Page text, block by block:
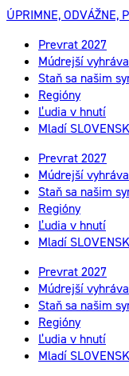
ÚPRIMNE, ODVÁŽNE,
Prevrat 2027
Múdrejší vyhráva
Staň sa našim
Regióny
Ľudia v hnutí
Mladí
Prevrat 2027
Múdrejší vyhráva
Staň sa našim
Regióny
Ľudia v hnutí
Mladí
Prevrat 2027
Múdrejší vyhráva
Staň sa našim
Regióny
Ľudia v hnutí
Mladí